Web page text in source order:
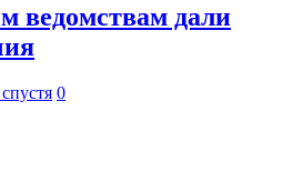
ведомствам дали
0